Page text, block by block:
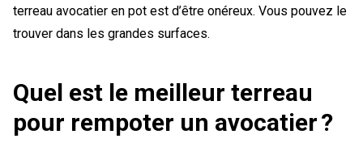
terreau avocatier en pot est d’être onéreux. Vous pouvez le
trouver dans les grandes surfaces.
Quel est le meilleur terreau
pour rempoter un avocatier ?